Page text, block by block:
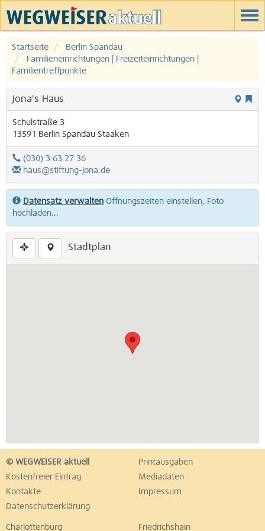
Startseite
Berlin Spandau
Familieneinrichtungen | Freizeiteinrichtungen |
Familientreffpunkte
Jona's Haus
Schulstraße 3
13591 Berlin Spandau Staaken
(030) 3 63 27 36
haus@stiftung-jona.de
Datensatz verwalten Öffnungszeiten einstellen, Foto
hochladen...
Stadtplan
© WEGWEISER aktuell
Printausgaben
Kostenfreier Eintrag
Mediadaten
Kontakte
Impressum
Datenschutzerklärung
Charlottenburg Friedrichshain